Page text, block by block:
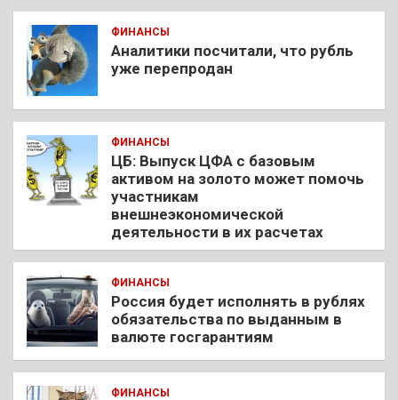
ФИНАНСЫ
Аналитики посчитали, что рубль
уже перепродан
ФИНАНСЫ
ЦБ: Выпуск ЦФА с базовым
активом на золото может помочь
участникам
внешнеэкономической
деятельности в их расчетах
ФИНАНСЫ
Россия будет исполнять в рублях
обязательства по выданным в
валюте госгарантиям
ФИНАНСЫ